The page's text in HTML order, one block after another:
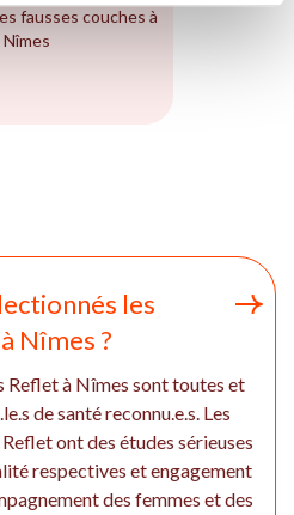
fausses couches à
Nîmes
les
Nîmes ?
Reflet à Nîmes sont toutes et
de santé reconnu.e.s. Les
ont des études sérieuses
respectives et engagement
des femmes et des